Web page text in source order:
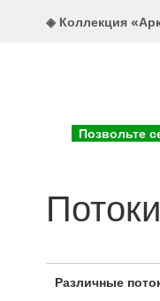
◈ Коллекция
Позвольте
Различные